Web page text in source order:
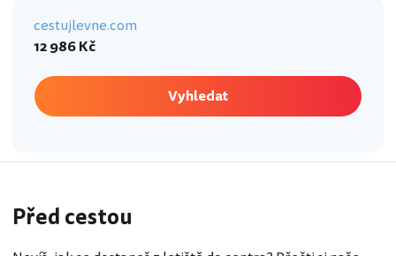
cestujlevne.com
12 986 Kč
Vyhledat
Před cestou